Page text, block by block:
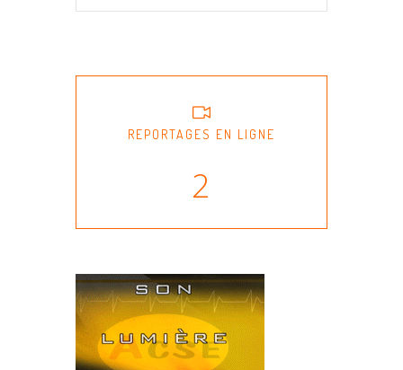
REPORTAGES EN LIGNE
2